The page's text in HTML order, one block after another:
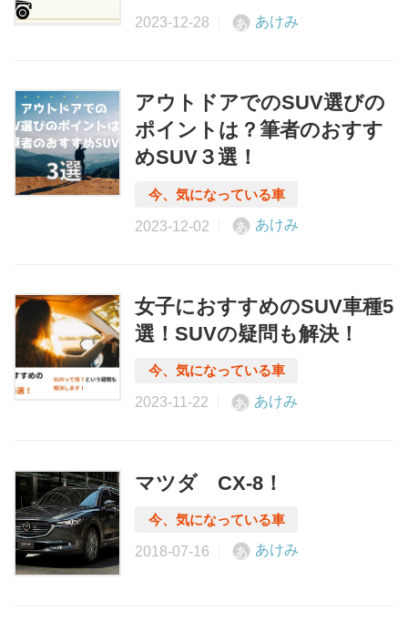
あ あけみ
アウトドアでのSUV選びの
ポイントは？筆者のおすす
めSUV３選！
あ あけみ
女子におすすめのSUV車種5
選！SUVの疑問も解決！
あ あけみ
マツダ CX-8！
あ あけみ